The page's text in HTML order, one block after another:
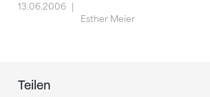
13.06.2006
Esther Meier
Teilen